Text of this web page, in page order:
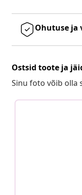
Ohutuse ja
Ostsid toote ja
Sinu foto võib olla